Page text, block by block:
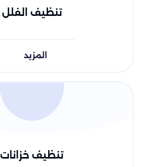
تنظيف الفلل
المزيد
تنظيف خزانات